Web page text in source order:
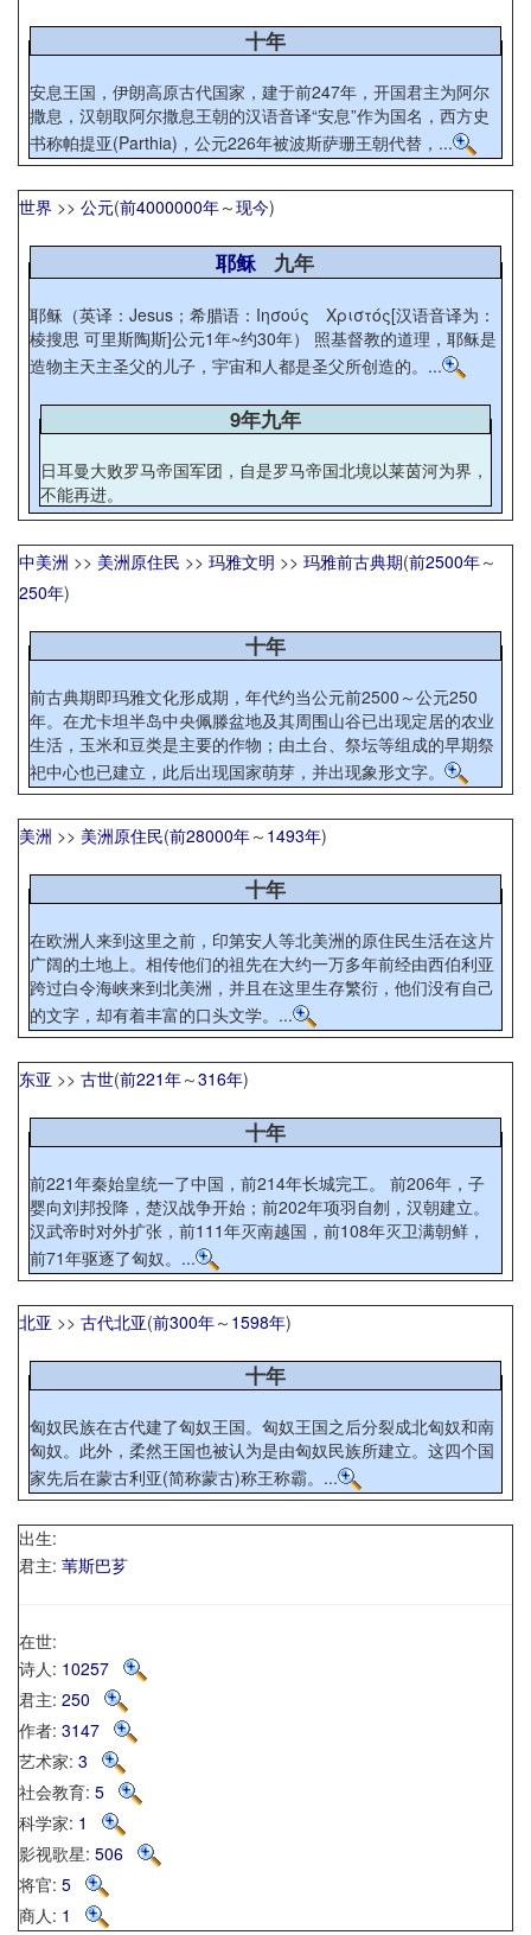
十年
安息王国，伊朗高原古代国家，建于前247年，开国君主为阿尔
撒息，汉朝取阿尔撒息王朝的汉语音译“安息”作为国名，西方史
书称帕提亚(Parthia)，公元226年被波斯萨珊王朝代替，...
世界 >> 公元(前4000000年～现今)
耶稣九年
耶稣（英译：Jesus；希腊语：Ιησούς Χριστός[汉语音译为：
棱搜思 可里斯陶斯]公元1年~约30年） 照基督教的道理，耶稣是
造物主天主圣父的儿子，宇宙和人都是圣父所创造的。...
9年九年
日耳曼大败罗马帝国军团，自是罗马帝国北境以莱茵河为界，
不能再进。
中美洲 >> 美洲原住民 >> 玛雅文明 >> 玛雅前古典期(前2500年～
250年)
十年
前古典期即玛雅文化形成期，年代约当公元前2500～公元250
年。在尤卡坦半岛中央佩滕盆地及其周围山谷已出现定居的农业
生活，玉米和豆类是主要的作物；由土台、祭坛等组成的早期祭
祀中心也已建立，此后出现国家萌芽，并出现象形文字。
美洲 >> 美洲原住民(前28000年～ 1493年)
十年
在欧洲人来到这里之前，印第安人等北美洲的原住民生活在这片
广阔的土地上。相传他们的祖先在大约一万多年前经由西伯利亚
跨过白令海峡来到北美洲，并且在这里生存繁衍，他们没有自己
的文字，却有着丰富的口头文学。...
东亚 >> 古世(前221年～316年)
十年
前221年秦始皇统一了中国，前214年长城完工。 前206年，子
婴向刘邦投降，楚汉战争开始；前202年项羽自刎，汉朝建立。
汉武帝时对外扩张，前111年灭南越国，前108年灭卫满朝鲜，
前71年驱逐了匈奴。...
北亚 >> 古代北亚(前300年～ 1598年)
十年
匈奴民族在古代建了匈奴王国。匈奴王国之后分裂成北匈奴和南
匈奴。此外，柔然王国也被认为是由匈奴民族所建立。这四个国
家先后在蒙古利亚(简称蒙古)称王称霸。...
出生:
君主: 苇斯巴芗
在世:
诗人: 10257
君主: 250
作者: 3147
艺术家: 3
社会教育: 5
科学家: 1
影视歌星: 506
将官: 5
商人: 1